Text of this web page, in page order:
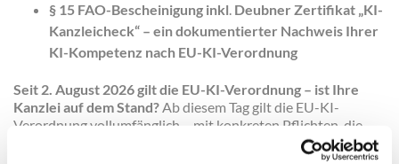
§ 15 FAO-Bescheinigung inkl. Deubner Zertifikat „KI-
Kanzleicheck“ – ein dokumentierter Nachweis Ihrer
KI-Kompetenz nach EU-KI-Verordnung
Seit 2. August 2026 gilt die EU-KI-Verordnung – ist Ihre
Kanzlei auf dem Stand?Ab diesem Tag gilt die EU-KI-
Verordnung vollumfänglich – mit konkreten Pflichten, die
Viele Kanzleien haben noch keine Vorbereitung getroffen.